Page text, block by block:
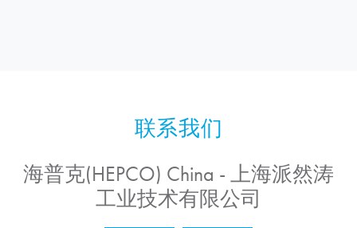
海普克(HEPCO) China - 上海派然涛
工业技术有限公司